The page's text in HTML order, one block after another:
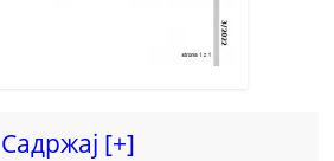
Садржај [+]